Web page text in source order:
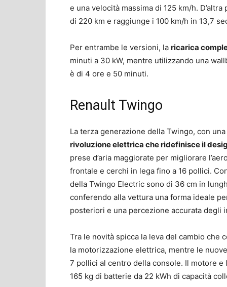
e una velocità massima di 125 km/h.
di 220 km e raggiunge i 100 km/h in 13,7
Per entrambe le versioni, la ricarica
minuti a 30 kW, mentre utilizzando una
è di 4 ore e 50 minuti.
Renault Twingo
La terza generazione della Twingo, con
rivoluzione elettrica che ridefinisce il
prese d’aria maggiorate per migliorare
frontale e cerchi in lega fino a 16 pollici.
della Twingo Electric sono di 36 cm in
conferendo alla vettura una forma ideale
posteriori e una percezione accurata degli
Tra le novità spicca la leva del cambio che
la motorizzazione elettrica, mentre le
7 pollici al centro della console. Il motore
165 kg di batterie da 22 kWh di capacità